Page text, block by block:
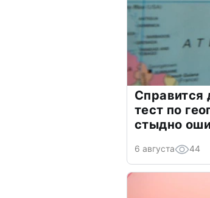
Справится
тест по
стыдно
6 августа 44